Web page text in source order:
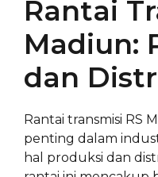
Rantai
Madiun:
dan
Rantai transmisi RS
penting dalam
hal produksi dan